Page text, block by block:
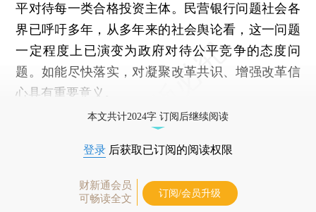
平对待每一类合格投资主体。民营银行问题社会各
界已呼吁多年，从多年来的社会舆论看，这一问题
一定程度上已演变为政府对待公平竞争的态度问
题。如能尽快落实，对凝聚改革共识、增强改革信
心具有重要意义。
本文共计2024字 订阅后继续阅读
登录 后获取已订阅的阅读权限
财新通会员
可畅读全文
订阅/会员升级